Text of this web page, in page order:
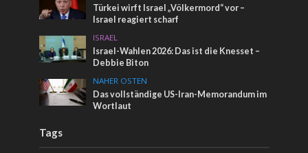
Türkei wirft Israel „Völkermord“ vor –
Israel reagiert scharf
ISRAEL
Israel-Wahlen 2026: Das ist die Knesset –
Debbie Biton
NAHER OSTEN
Das vollständige US-Iran-Memorandum im
Wortlaut
Tags